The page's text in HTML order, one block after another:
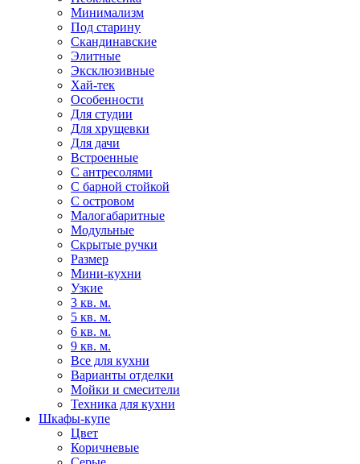
Минимализм
Под старину
Скандинавские
Элитные
Эксклюзивные
Хай-тек
Особенности
Для студии
Для хрущевки
Для дачи
Встроенные
С антресолями
С барной стойкой
С островом
Малогабаритные
Модульные
Скрытые ручки
Размер
Мини-кухни
Узкие
3 кв. м.
5 кв. м.
6 кв. м.
9 кв. м.
Все для кухни
Варианты отделки
Мойки и смесители
Техника для кухни
Шкафы-купе
Цвет
Коричневые